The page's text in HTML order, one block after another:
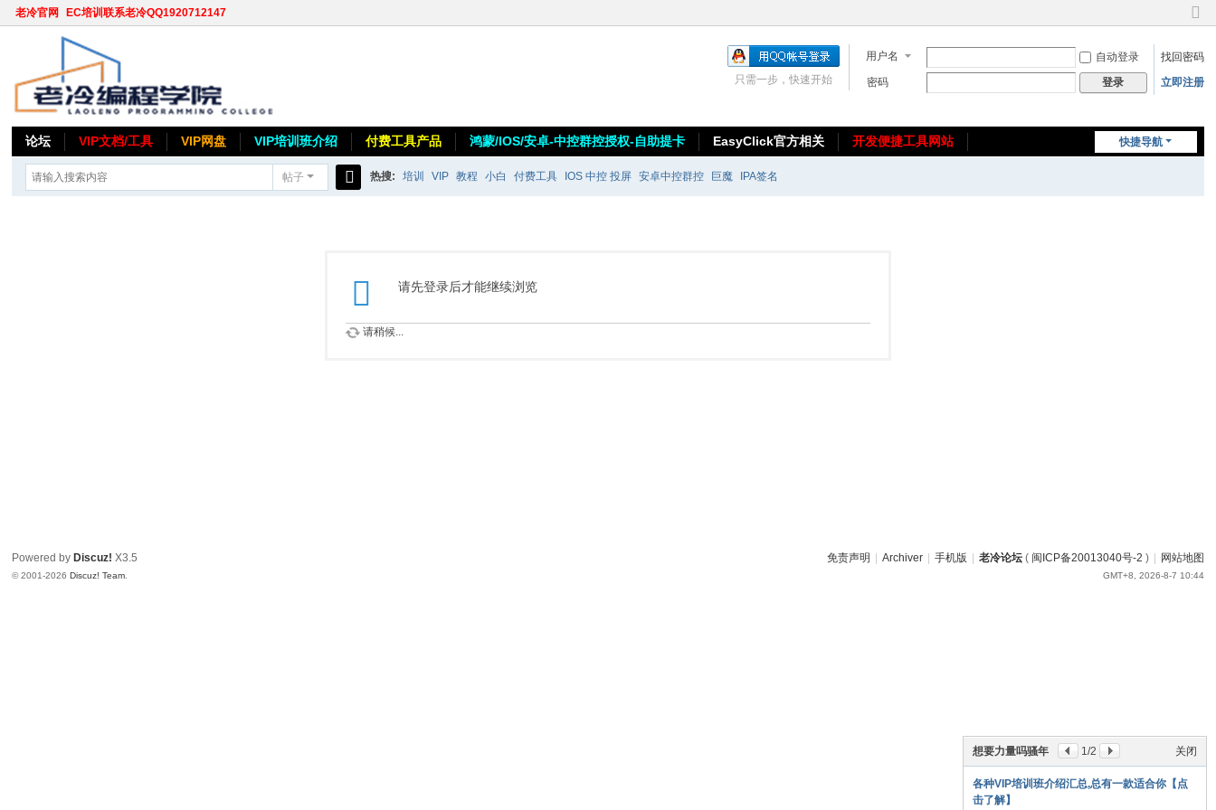
老冷官网 EC培训联系老冷QQ1920712147
切
到
窄
用户名 自动登录
找回密码
密码
登录 立即注册
只需一步，快速开始
快捷导航
论坛 VIP文档/工具 VIP网盘 VIP培训班介绍 付费工具产品 鸿蒙/IOS/安卓-中控群控授权-自助提卡 EasyClick官方相关
开发便捷工具网站
帖子 热搜: 培训 VIP 教程 小白 付费工具 IOS 中控 投屏 安卓中控群控 巨魔 IPA签名
请先登录后才能继续浏览
请稍候...
关闭
想要力量吗骚年 1/2
各种VIP培训班介绍汇总,总有一款适合你【点
击了解】
免责声明 Archiver 手机版 老冷论坛( 闽ICP备20013040号-2 ) 网站地图
GMT+8, 2026-8-7 10:44
Powered by Discuz! X3.5
© 2001-2026Discuz! Team